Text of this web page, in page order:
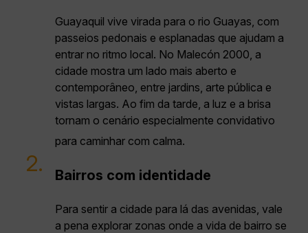
Guayaquil vive virada para o rio Guayas, com
passeios pedonais e esplanadas que ajudam a
entrar no ritmo local. No Malecón 2000, a
cidade mostra um lado mais aberto e
contemporâneo, entre jardins, arte pública e
vistas largas. Ao fim da tarde, a luz e a brisa
tornam o cenário especialmente convidativo
para caminhar com calma.
2. Bairros com identidade
Para sentir a cidade para lá das avenidas, vale
a pena explorar zonas onde a vida de bairro se